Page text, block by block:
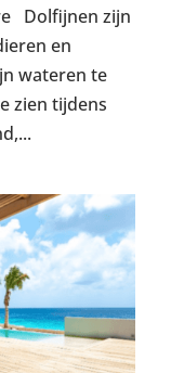
Dolfijnen zijn
en
wateren te
zien tijdens